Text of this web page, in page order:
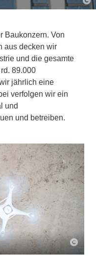
Baukonzern. Von
aus decken wir
und die gesamte
89.000
jährlich eine
verfolgen wir ein
und
und betreiben.